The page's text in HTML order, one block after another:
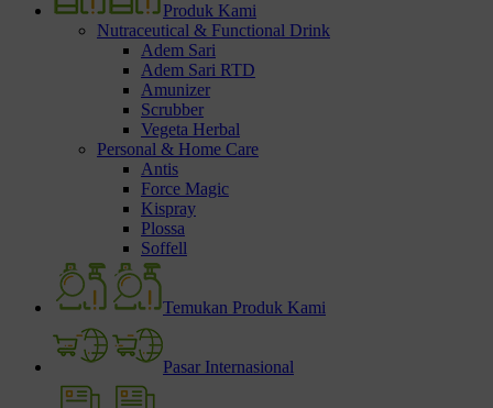
Produk Kami
Nutraceutical & Functional Drink
Adem Sari
Adem Sari RTD
Amunizer
Scrubber
Vegeta Herbal
Personal & Home Care
Antis
Force Magic
Kispray
Plossa
Soffell
Temukan Produk Kami
Pasar Internasional